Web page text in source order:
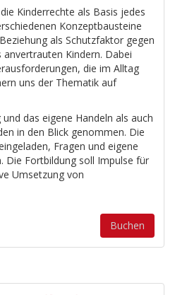
Kinderrechte als Basis jedes
Konzeptbausteine
als Schutzfaktor gegen
Kindern. Dabei
die im Alltag
uns der Thematik auf
das eigene Handeln als auch
in den Blick genommen. Die
Fragen und eigene
Die Fortbildung soll Impulse für
Umsetzung von
Buchen